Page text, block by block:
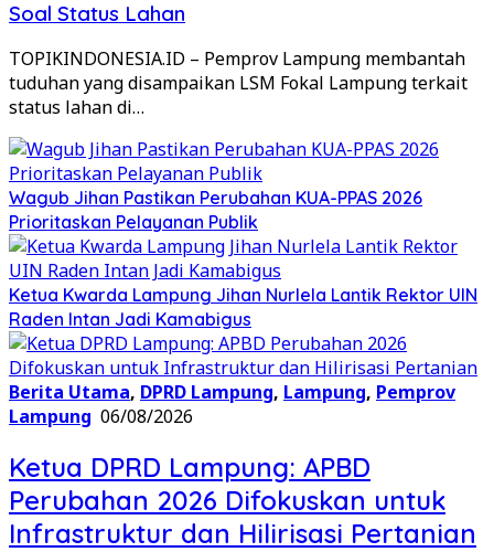
Soal Status Lahan
TOPIKINDONESIA.ID – Pemprov Lampung membantah
tuduhan yang disampaikan LSM Fokal Lampung terkait
status lahan di…
Wagub Jihan Pastikan Perubahan KUA-PPAS 2026
Prioritaskan Pelayanan Publik
Ketua Kwarda Lampung Jihan Nurlela Lantik Rektor UIN
Raden Intan Jadi Kamabigus
Berita Utama, DPRD Lampung, Lampung, Pemprov
Lampung 06/08/2026
Ketua DPRD Lampung: APBD
Perubahan 2026 Difokuskan untuk
Infrastruktur dan Hilirisasi Pertanian